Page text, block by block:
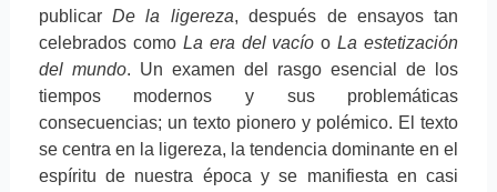
publicarDe la ligereza, después de ensayos tan
celebrados como La era del vacío oLa estetización
del mundo. Un examen del rasgo esencial de los
tiempos modernos y sus problemáticas
consecuencias; un texto pionero y polémico. El texto
se centra en la ligereza, la tendencia dominante en el
espíritu de nuestra época y se manifiesta en casi